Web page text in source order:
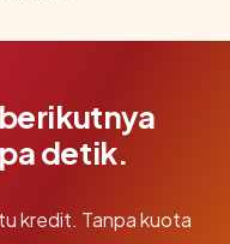
detik.
kredit. Tanpa kuota